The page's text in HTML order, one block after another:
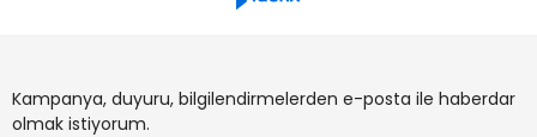
Kampanya, duyuru, bilgilendirmelerden e-posta ile haberdar
olmak istiyorum.